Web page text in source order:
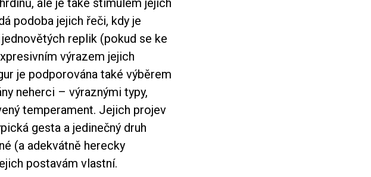
ale je také stimulem jejich
podoba jejich řeči, kdy je
replik (pokud se ke
výrazem jejich
je podporována také výběrem
neherci – výraznými typy,
temperament. Jejich projev
gesta a jedinečný druh
(a adekvátně herecky
postavám vlastní.